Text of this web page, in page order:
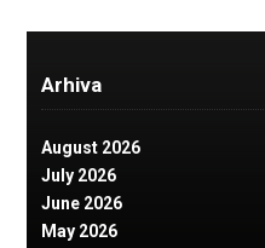
Arhiva
August 2026
July 2026
June 2026
May 2026